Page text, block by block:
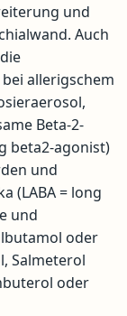
und
Auch
allerigschem
Beta-2-
beta2-agonist)
und
(LABA = long
und
oder
Salmeterol
oder